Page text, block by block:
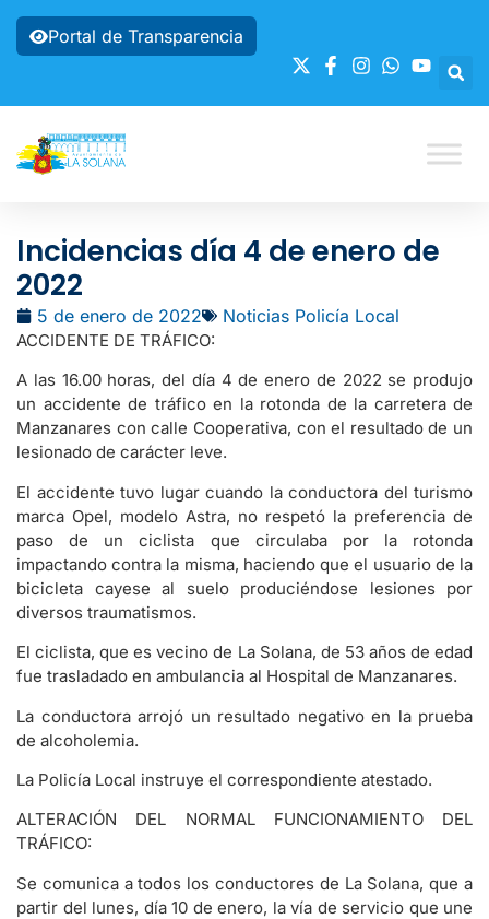
Portal de Transparencia
Incidencias día 4 de enero de
2022
5 de enero de 2022 Noticias Policía Local
ACCIDENTE DE TRÁFICO:
A las 16.00 horas, del día 4 de enero de 2022 se produjo
un accidente de tráfico en la rotonda de la carretera de
Manzanares con calle Cooperativa, con el resultado de un
lesionado de carácter leve.
El accidente tuvo lugar cuando la conductora del turismo
marca Opel, modelo Astra, no respetó la preferencia de
paso de un ciclista que circulaba por la rotonda
impactando contra la misma, haciendo que el usuario de la
bicicleta cayese al suelo produciéndose lesiones por
diversos traumatismos.
El ciclista, que es vecino de La Solana, de 53 años de edad
fue trasladado en ambulancia al Hospital de Manzanares.
La conductora arrojó un resultado negativo en la prueba
de alcoholemia.
La Policía Local instruye el correspondiente atestado.
ALTERACIÓN DEL NORMAL FUNCIONAMIENTO DEL
TRÁFICO:
Se comunica a todos los conductores de La Solana, que a
partir del lunes, día 10 de enero, la vía de servicio que une